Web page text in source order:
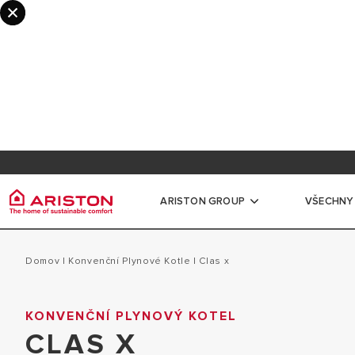
ARISTON GROUP
Ariston Group
Všechny produkty
OHŘÍVAČE VODY
PLYNOVÉ KOTLE
MALÉ
Domov | Konvenční Plynové Kotle | clas x
KONVENČNÍ PLYNOVÝ KOTEL
CLAS X